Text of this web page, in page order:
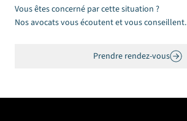
Vous êtes concerné par cette situation ?
Nos avocats vous écoutent et vous conseillent.
Prendre rendez-vous